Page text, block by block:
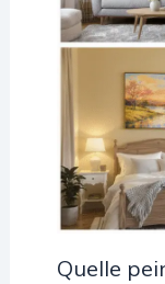
Quelle